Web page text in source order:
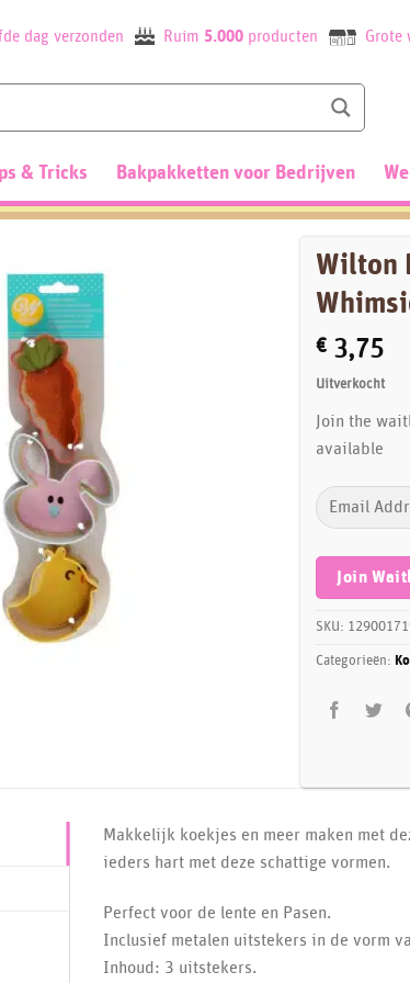
dag verzonden Ruim 5.000producten Grote
& Tricks Bakpakketten voor Bedrijven
Wilton
€3,75
Uitverkocht
Join the
available
Enter
your
address
to
join
the
waitlist
this
Join
SKU:
Categorieën:
Makkelijk koekjes en meer maken met
ieders hart met deze schattige vormen.
Perfect voor de lente en Pasen.
Inclusief metalen uitstekers in de vorm
Inhoud: 3 uitstekers.